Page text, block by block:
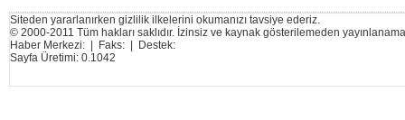
Siteden yararlanırken gizlilik ilkelerini okumanızı tavsiye ederiz.
© 2000-2011 Tüm hakları saklıdır. İzinsiz ve kaynak gösterilemeden
Haber Merkezi: | Faks: | Destek:
Sayfa Üretimi: 0.1042